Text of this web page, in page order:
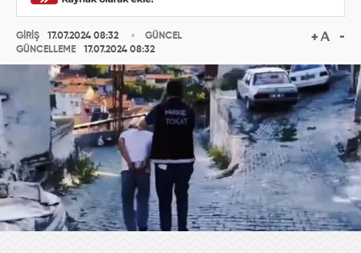
GİRİŞ
17.07.2024 08:32
GÜNCELLEME
17.07.2024 08:32
GÜNCEL